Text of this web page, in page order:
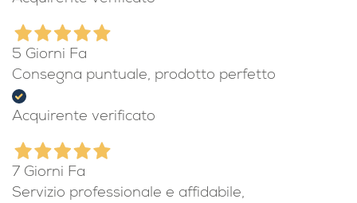
Acquirente verificato
5 Giorni Fa
Acquirente verificato